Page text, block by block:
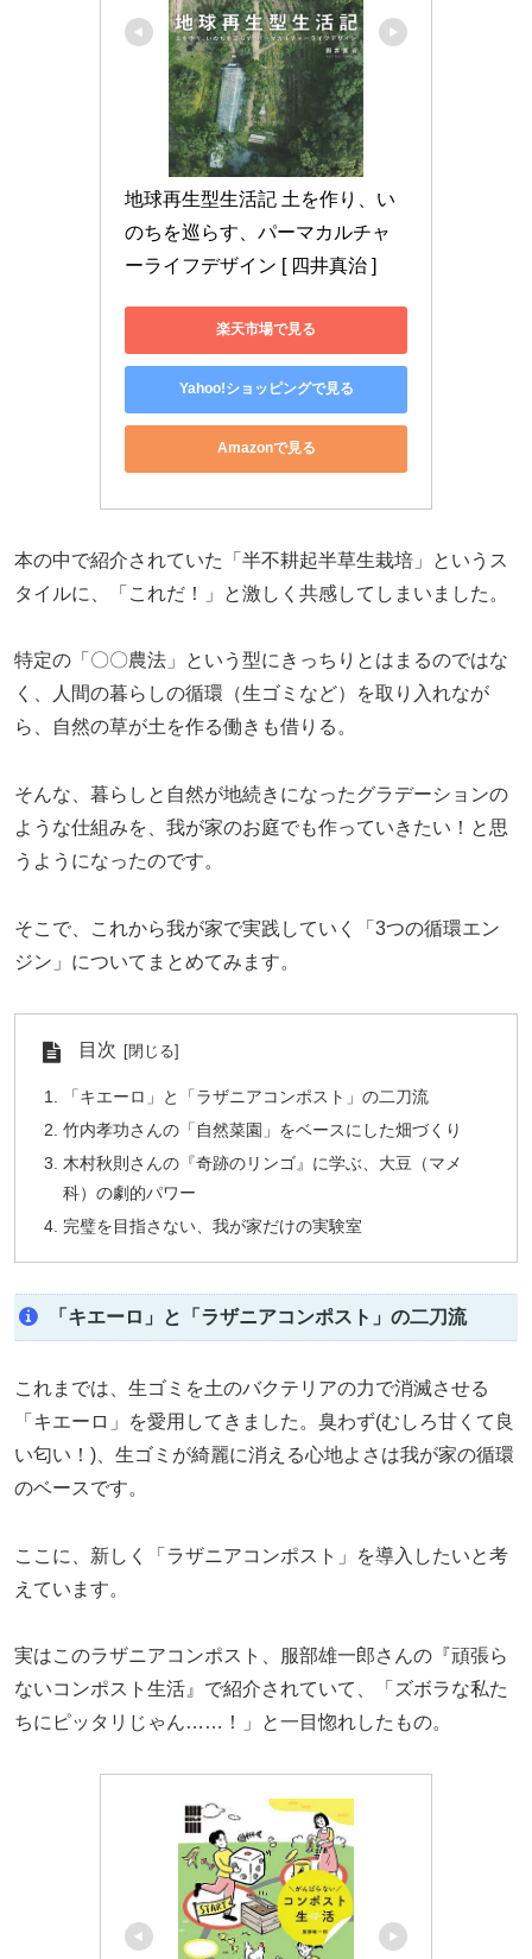
地球再生型生活記 土を作り、い
のちを巡らす、パーマカルチャ
ーライフデザイン [ 四井真治 ]
楽天市場で見る
Yahoo!ショッピングで見る
Amazonで見る
本の中で紹介されていた「半不耕起半草生栽培」というス
タイルに、「これだ！」と激しく共感してしまいました。
特定の「〇〇農法」という型にきっちりとはまるのではな
く、人間の暮らしの循環（生ゴミなど）を取り入れなが
ら、自然の草が土を作る働きも借りる。
そんな、暮らしと自然が地続きになったグラデーションの
ような仕組みを、我が家のお庭でも作っていきたい！と思
うようになったのです。
そこで、これから我が家で実践していく「3つの循環エン
ジン」についてまとめてみます。
目次
「キエーロ」と「ラザニアコンポスト」の二刀流
竹内孝功さんの「自然菜園」をベースにした畑づくり
木村秋則さんの『奇跡のリンゴ』に学ぶ、大豆（マメ
科）の劇的パワー
完璧を目指さない、我が家だけの実験室
「キエーロ」と「ラザニアコンポスト」の二刀流
これまでは、生ゴミを土のバクテリアの力で消滅させる
「キエーロ」を愛用してきました。臭わず(むしろ甘くて良
い匂い！)、生ゴミが綺麗に消える心地よさは我が家の循環
のベースです。
ここに、新しく「ラザニアコンポスト」を導入したいと考
えています。
実はこのラザニアコンポスト、服部雄一郎さんの『頑張ら
ないコンポスト生活』で紹介されていて、「ズボラな私た
ちにピッタリじゃん……！」と一目惚れしたもの。